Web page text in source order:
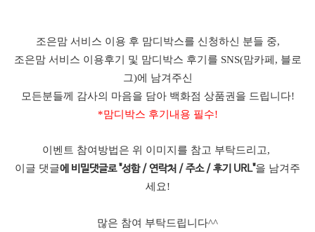
조은맘 서비스 이용 후 맘디박스를 신청하신 분들 중,
조은맘 서비스 이용후기 및 맘디박스 후기를 SNS(맘카페, 블로
그)에 남겨주신
모든분들께 감사의 마음을 담아 백화점 상품권을 드립니다!
*맘디박스 후기내용 필수!
이벤트 참여방법은 위 이미지를 참고 부탁드리고,
이글 댓글에 비밀댓글로 "성함 / 연락처 / 주소 / 후기 URL"을 남겨주
세요!
많은 참여 부탁드립니다^^